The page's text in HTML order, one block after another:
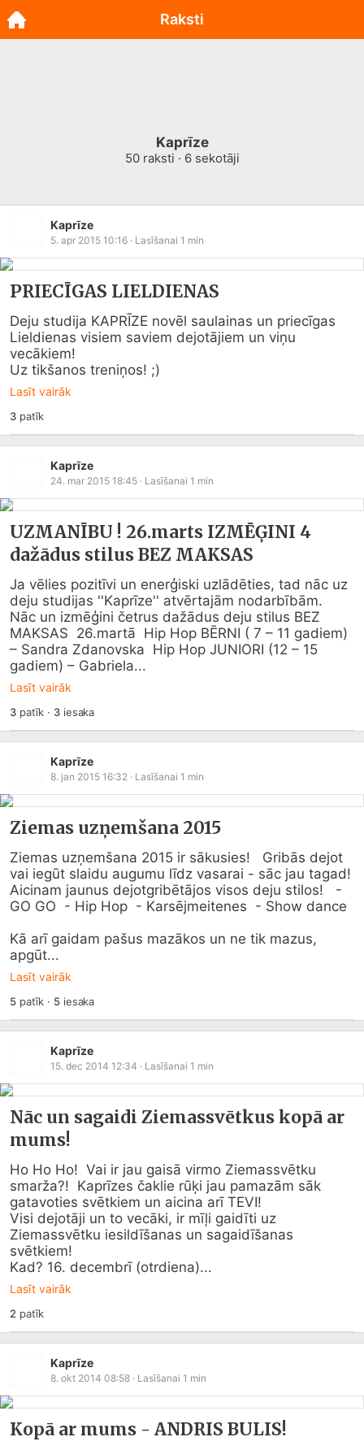
Kaprīze
50raksti · 6sekotāji
Kaprīze
5. apr 2015 10:16 · Lasīšanai 1 min
PRIECĪGAS LIELDIENAS
Deju studija KAPRĪZE novēl saulainas un priecīgas
Lieldienas visiem saviem dejotājiem un viņu
vecākiem!
Uz tikšanos treniņos! ;)
Lasīt vairāk
3patīk
Kaprīze
24. mar 2015 18:45 · Lasīšanai 1 min
UZMANĪBU ! 26.marts IZMĒĢINI 4
dažādus stilus BEZ MAKSAS
Ja vēlies pozitīvi un enerģiski uzlādēties, tad nāc uz
deju studijas ''Kaprīze'' atvērtajām nodarbībām.
Nāc un izmēģini četrus dažādus deju stilus BEZ
MAKSAS  26.martā  Hip Hop BĒRNI ( 7 – 11 gadiem)
– Sandra Zdanovska  Hip Hop JUNIORI (12 – 15
gadiem) – Gabriela...
Lasīt vairāk
3patīk · 3iesaka
Kaprīze
8. jan 2015 16:32 · Lasīšanai 1 min
Ziemas uzņemšana 2015
Ziemas uzņemšana 2015 ir sākusies!   Gribās dejot
vai iegūt slaidu augumu līdz vasarai - sāc jau tagad!
Aicinam jaunus dejotgribētājos visos deju stilos!   -
GO GO  - Hip Hop  - Karsējmeitenes  - Show dance
Kā arī gaidam pašus mazākos un ne tik mazus,
apgūt...
Lasīt vairāk
5patīk · 5iesaka
Kaprīze
15. dec 2014 12:34 · Lasīšanai 1 min
Nāc un sagaidi Ziemassvētkus kopā ar
mums!
Ho Ho Ho!  Vai ir jau gaisā virmo Ziemassvētku
smarža?!  Kaprīzes čaklie rūķi jau pamazām sāk
gatavoties svētkiem un aicina arī TEVI!
Visi dejotāji un to vecāki, ir mīļi gaidīti uz
Ziemassvētku iesildīšanas un sagaidīšanas
svētkiem!
Kad? 16. decembrī (otrdiena)...
Lasīt vairāk
2 patīk
Kaprīze
8. okt 2014 08:58 · Lasīšanai 1 min
Kopā ar mums - ANDRIS BULIS!
Raksti